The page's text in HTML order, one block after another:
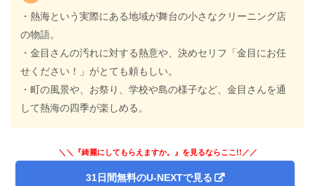
・熱海という実際にある地域が舞台の小さなクリーニング店
の物語。
・金目さんの汚れに対する熱意や、決めセリフ「金目にお任
せください！」がとても頼もしい。
・町の風景や、お祭り、学校や島の様子など、金目さんを通
して熱海の四季が楽しめる。
＼＼『綺麗にしてもらえますか。』を見るならここ!!／／
31日間無料のU-NEXTで見る